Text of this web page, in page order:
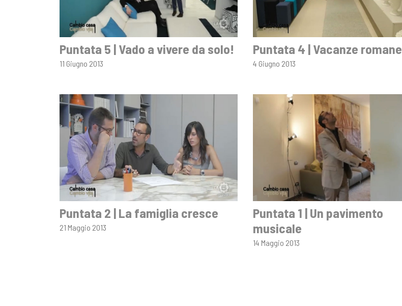
Puntata 5 | Vado a vivere da solo!
11 Giugno 2013
Puntata 4 | Vacanze romane
4 Giugno 2013
Puntata 2 | La famiglia cresce
21 Maggio 2013
Puntata 1 | Un pavimento
musicale
14 Maggio 2013